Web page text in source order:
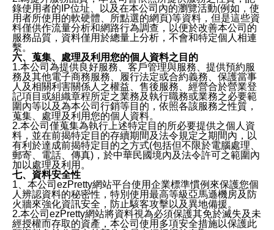
錄使用者的IP位址、以及在本公司內的瀏覽活動(例如，使
用者所使用的軟硬體、所點選的網頁)等資料，但是這些資
料僅供作流量分析和網路行為調查，以便於改善本公司的
服務品質，資料僅用於總量上分析，不會和特定個人相連
繫。
六、蒐集、處理及利用您的個人資料之目的
1.本公司為提供良好服務、客戶管理與服務、提供預約服
務及其他電子商務服務、履行法定或合約義務、保護當事
人及相關利害關係人之權益、售後服務、經營合於營業登
記項目或組織章程所定之業務及執行職務或業務之必要範
圍內等以及為本公司行銷等目的，依照各該服務之性質，
蒐集、處理及利用您的個人資料。
2.本公司僅蒐集為執行上述特定目的所必要提供之個人資
料，並在前揭特定目的存續期間及法令規定之期間內，以
有利於達成前揭特定目的之方式(包括但不限於電腦處理、
郵寄、電話、傳真)，於中華民國境內及法令許可之範圍內
加以處理及利用。
七、資料安全性
1、本公司ezPretty網站平台使用企業標準慣例來保護您個
人辨認資料的秘密性，特別使用最高等級亞馬遜機房及防
火牆來強化資訊安全，防止駭客攻擊以及異地備援。
2.本公司ezPretty網站將資料視為必須保護其免於滅失及未
經授權而存取的資產，本公司使用多項安全措施以保護此